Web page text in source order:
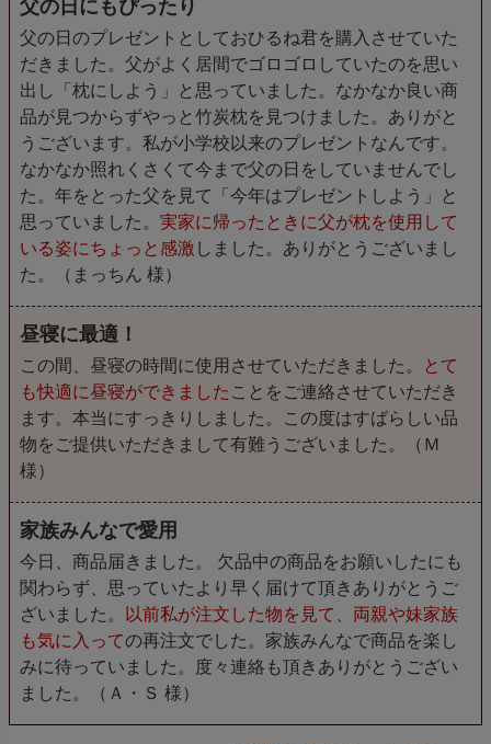
父の日にもぴったり
父の日のプレゼントとしておひるね君を購入させていた
だきました。父がよく居間でゴロゴロしていたのを思い
出し「枕にしよう」と思っていました。なかなか良い商
品が見つからずやっと竹炭枕を見つけました。ありがと
うございます。私が小学校以来のプレゼントなんです。
なかなか照れくさくて今まで父の日をしていませんでし
た。年をとった父を見て「今年はプレゼントしよう」と
思っていました。実家に帰ったときに父が枕を使用して
いる姿にちょっと感激 しました。ありがとうございまし
た。（まっちん 様）
昼寝に最適！
この間、昼寝の時間に使用させていただきました。
とて
も快適に昼寝ができました ことをご連絡させていただき
ます。本当にすっきりしました。この度はすばらしい品
物をご提供いただきまして有難うございました。（Ｍ
様）
家族みんなで愛用
今日、商品届きました。 欠品中の商品をお願いしたにも
関わらず、思っていたより早く届けて頂きありがとうご
ざいました。
以前私が注文した物を見て、両親や妹家族
も気に入っての再注文でした。家族みんなで商品を楽し
みに待っていました。度々連絡も頂きありがとうござい
ました。（Ａ・Ｓ 様）